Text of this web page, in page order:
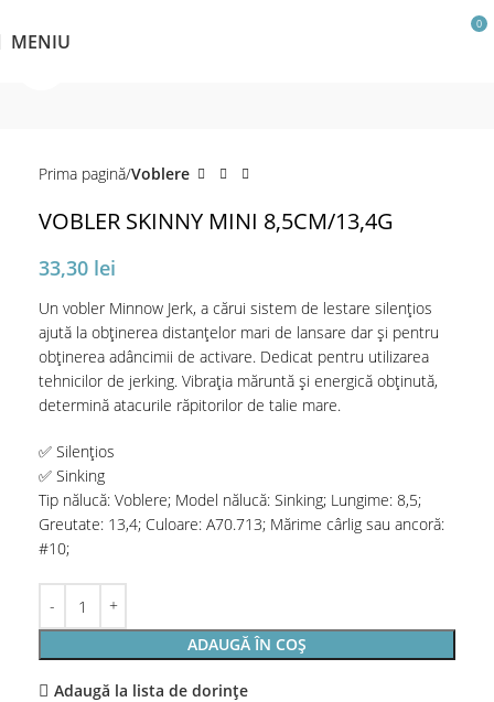
MENIU
0
Prima pagină Voblere
VOBLER SKINNY MINI 8,5CM/13,4G
33,30 lei
Un vobler Minnow Jerk, a cărui sistem de lestare silențios
ajută la obținerea distanțelor mari de lansare dar și pentru
obținerea adâncimii de activare. Dedicat pentru utilizarea
tehnicilor de jerking. Vibrația măruntă și energică obținută,
determină atacurile răpitorilor de talie mare.
✅ Silențios
✅ Sinking
Tip nălucă: Voblere; Model nălucă: Sinking; Lungime: 8,5;
Greutate: 13,4; Culoare: A70.713; Mărime cârlig sau ancoră:
#10;
ADAUGĂ ÎN COȘ
Adaugă la lista de dorințe